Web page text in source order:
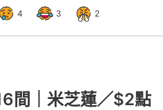
4 3 2
間｜米芝蓮／$2點